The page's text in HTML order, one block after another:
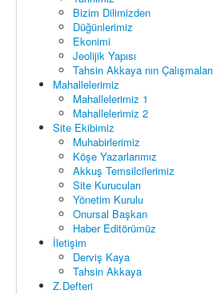
Bizim Dilimizden
Düğünlerimiz
Ekonimi
Jeolijik Yapısı
Tahsin Akkaya nın Çalışmaları
Mahallelerimiz
Mahallelerimiz 1
Mahallelerimiz 2
Site Ekibimiz
Muhabirlerimiz
Köşe Yazarlarımız
Akkuş Temsilcilerimiz
Site Kurucuları
Yönetim Kurulu
Onursal Başkan
Haber Editörümüz
İletişim
Derviş Kaya
Tahsin Akkaya
Z.Defteri